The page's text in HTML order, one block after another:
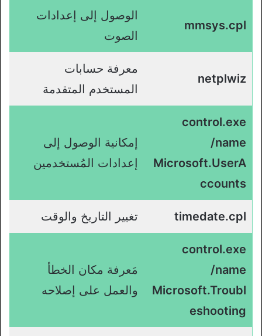
mmsys.cpl
الوصول إلى إعدادات
الصوت
netplwiz
معرفة حسابات
المستخدم المتقدمة
control.exe
/name
Microsoft.UserA
ccounts
إمكانية الوصول إلى
إعدادات المُستخدمين
timedate.cpl تغيير التاريخ والوقت
control.exe
/name
Microsoft.Troubl
eshooting
مَعرفة مكان الخطأ
والعمل على إصلاحه